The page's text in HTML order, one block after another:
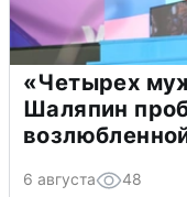
«Четырех
Шаляпин
6 августа 48